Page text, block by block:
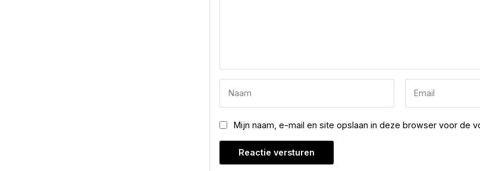
Mijn naam, e-mail en site opslaan in deze browser voor de